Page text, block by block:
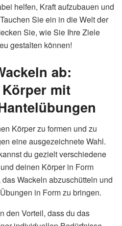
helfen, Kraft aufzubauen und
Sie ein in die Welt der
Sie, wie Sie Ihre Ziele
gestalten können!
ab:
mit
Körper zu formen und zu
eine ausgezeichnete Wahl.
du gezielt verschiedene
deinen Körper in Form
Wackeln abzuschütteln und
in Form zu bringen.
den Vorteil, dass du das